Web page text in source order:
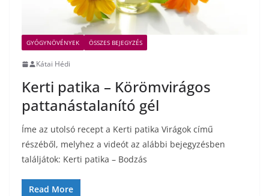
GYÓGYNÖVÉNYEK ÖSSZES BEJEGYZÉS
Kátai Hédi
Kerti patika – Körömvirágos
pattanástalanító gél
Íme az utolsó recept a Kerti patika Virágok című
részéből, melyhez a videót az alábbi bejegyzésben
találjátok: Kerti patika – Bodzás
Read More